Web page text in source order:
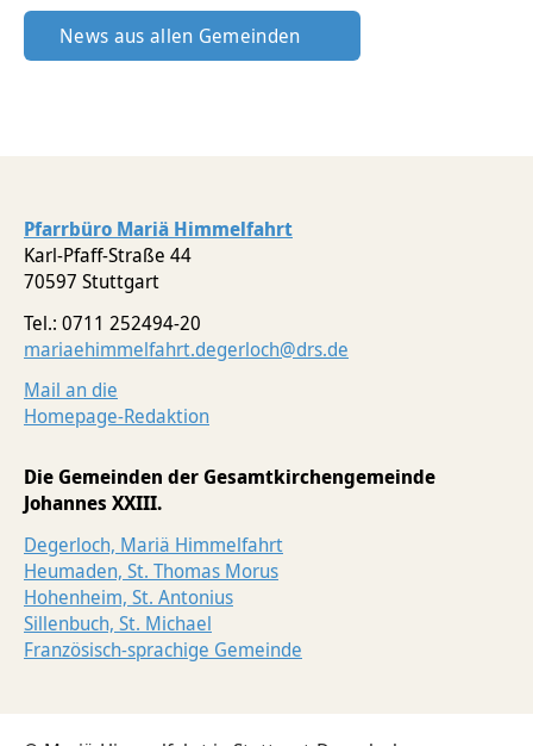
News aus allen Gemeinden
Pfarrbüro Mariä Himmelfahrt
Karl-Pfaff-Straße 44
70597 Stuttgart
Tel.: 0711 252494-20
mariaehimmelfahrt.degerloch@drs.de
Mail an die
Homepage-Redaktion
Die Gemeinden der Gesamtkirchengemeinde
Johannes XXIII.
Degerloch, Mariä Himmelfahrt
Heumaden, St. Thomas Morus
Hohenheim, St. Antonius
Sillenbuch, St. Michael
Französisch-sprachige Gemeinde